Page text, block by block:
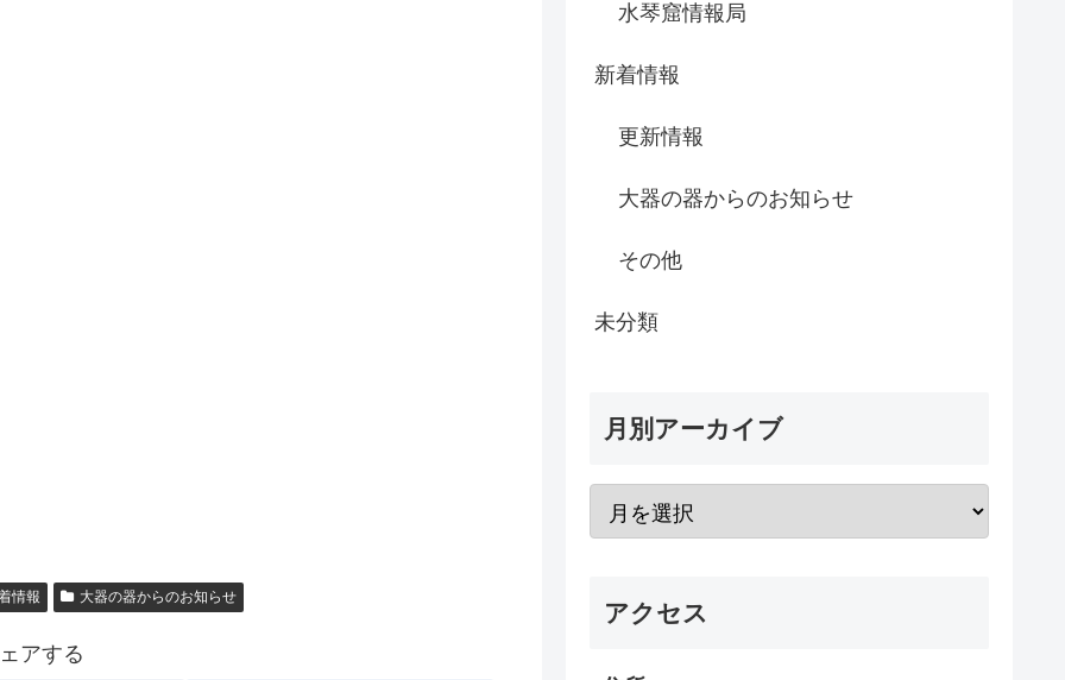
情報 大器の器からのお知らせ
アする
水琴窟情報局
新着情報
更新情報
大器の器からのお知らせ
その他
未分類
月別アーカイブ
アクセス